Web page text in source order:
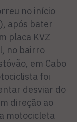
no início
após bater
placa KVZ
no bairro
em Cabo
foi
desviar do
direção ao
motocicleta